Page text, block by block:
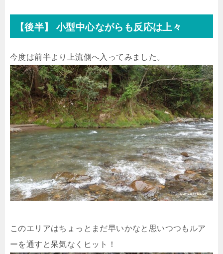
【後半】 小型中心ながらも反応は上々
今度は前半より上流側へ入ってみました。
このエリアはちょっとまだ早いかなと思いつつもルア
ーを通すと呆気なくヒット！